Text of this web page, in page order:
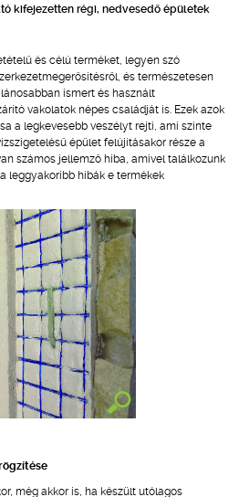
kifejezetten régi, nedvesedő épületek
és célú terméket, legyen szó
és természetesen
ismert és használt
vakolatok népes családját is. Ezek azok
a legkevesebb veszélyt rejti, ami szinte
épület felújításakor része a
számos jellemző hiba, amivel találkozunk
leggyakoribb hibák e termékek
még akkor is, ha készült utólagos